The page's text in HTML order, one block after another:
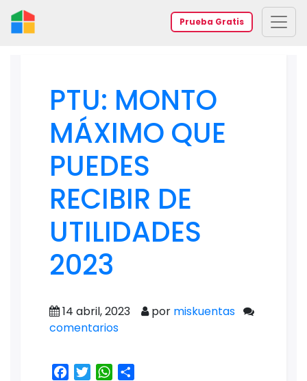
Prueba Gratis
PTU: MONTO
MÁXIMO QUE
PUEDES
RECIBIR DE
UTILIDADES
2023
14 abril, 2023 por miskuentas
comentarios
Facebook
TwitterWhatsApp